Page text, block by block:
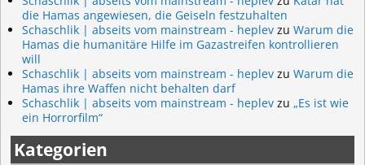
die Hamas angewiesen, die Geiseln festzuhalten
Schaschlik | abseits vom mainstream - heplev zu Warum die
Hamas die humanitäre Hilfe im Gazastreifen kontrollieren
will
Schaschlik | abseits vom mainstream - heplev zu Warum die
Hamas ihre Waffen nicht behalten darf
Schaschlik | abseits vom mainstream - heplev zu „Es ist wie
ein Horrorfilm“
Kategorien